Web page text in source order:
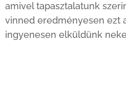
amivel tapasztalatunk
vinned eredményesen ezt
ingyenesen elküldünk